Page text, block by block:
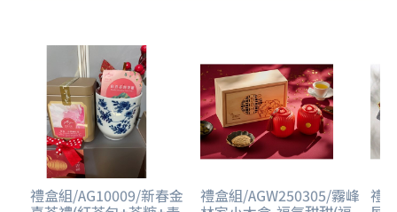
禮盒組/AG10009/新春金 禮盒組/AGW250305/霧峰 禮